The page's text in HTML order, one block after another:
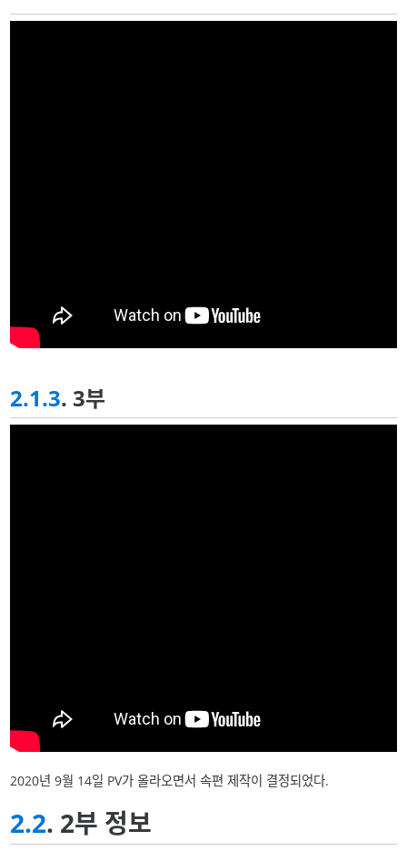
2.1.3. 3부
2020년 9월 14일 PV가 올라오면서 속편 제작이 결정되었다.
2.2. 2부 정보